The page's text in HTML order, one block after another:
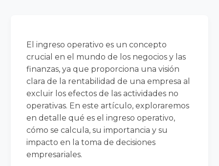
El ingreso operativo es un concepto
crucial en el mundo de los negocios y las
finanzas, ya que proporciona una visión
clara de la rentabilidad de una empresa al
excluir los efectos de las actividades no
operativas. En este artículo, exploraremos
en detalle qué es el ingreso operativo,
cómo se calcula, su importancia y su
impacto en la toma de decisiones
empresariales.